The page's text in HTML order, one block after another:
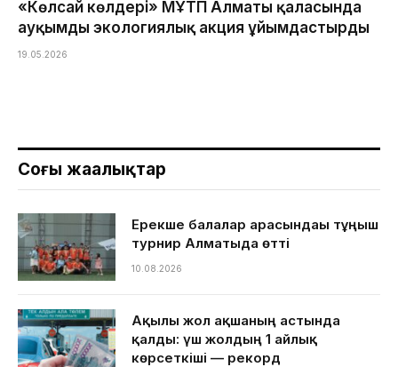
«Көлсай көлдері» МҰТП Алматы қаласында
ауқымды экологиялық акция ұйымдастырды
19.05.2026
Соңғы жаңалықтар
Ерекше балалар арасындағы тұңғыш
турнир Алматыда өтті
10.08.2026
Ақылы жол ақшаның астында
қалды: үш жолдың 1 айлық
көрсеткіші — рекорд